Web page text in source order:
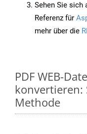
Sehen Sie sich
Referenz für
mehr über die
PDF WEB-
konvertieren:
Methode